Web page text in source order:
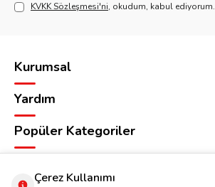
KVKK Sözleşmesi'ni, okudum, kabul ediyorum.
Kurumsal
Yardım
Popüler Kategoriler
Çerez Kullanımı